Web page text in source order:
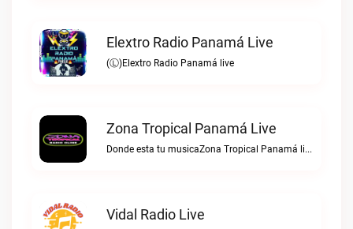
Elextro Radio Panamá Live
(Ⓛ)Elextro Radio Panamá live
Zona Tropical Panamá Live
Donde esta tu musicaZona Tropical Panamá live
Vidal Radio Live